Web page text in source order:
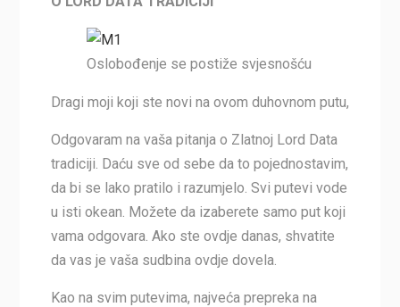
Oslobođenje se postiže svjesnošću
Dragi moji koji ste novi na ovom duhovnom putu,
Odgovaram na vaša pitanja o Zlatnoj Lord Data
tradiciji. Daću sve od sebe da to pojednostavim,
da bi se lako pratilo i razumjelo. Svi putevi vode
u isti okean. Možete da izaberete samo put koji
vama odgovara. Ako ste ovdje danas, shvatite
da vas je vaša sudbina ovdje dovela.
Kao na svim putevima, najveća prepreka na